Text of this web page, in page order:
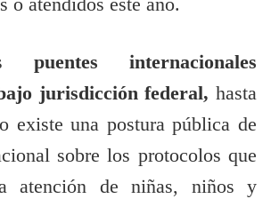
o atendidos este año.
puentes internacionales
jurisdicción federal, hasta
existe una postura pública de
sobre los protocolos que
atención de niñas, niños y